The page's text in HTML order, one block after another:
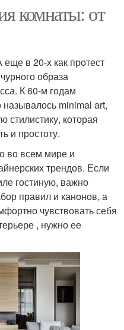
комнаты: от
в 20-х как протест
образа
К 60-м годам
minimal art,
стилистику, которая
и простоту.
во всем мире и
трендов. Если
гостиную, важно
правил и канонов, а
чувствовать себя
, нужно ее